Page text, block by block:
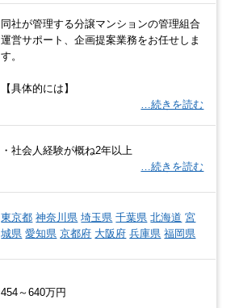
同社が管理する分譲マンションの管理組合
運営サポート、企画提案業務をお任せしま
す。
【具体的には】
…続きを読む
・社会人経験が概ね2年以上
…続きを読む
東京都 神奈川県 埼玉県 千葉県 北海道 宮
城県 愛知県 京都府 大阪府 兵庫県 福岡県
454～640万円